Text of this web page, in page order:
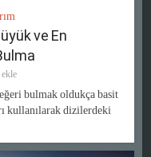
ve En
bulmak oldukça basit
kullanılarak dizilerdeki